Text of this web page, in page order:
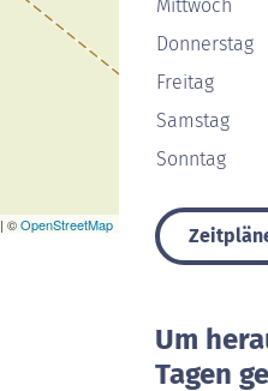
| ©OpenStreetMap
Mittwoch
Donnerstag
Freitag
Samstag
Sonntag
Um
Tagen